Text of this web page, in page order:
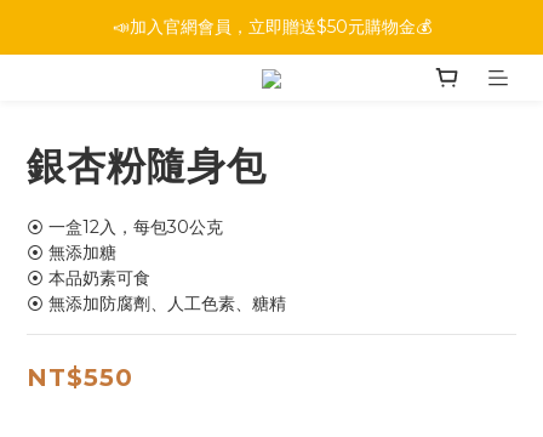
📣加入官網會員，立即贈送$50元購物金💰
銀杏粉隨身包
⦿ 一盒12入，每包30公克
⦿ 無添加糖
⦿ 本品奶素可食
⦿ 無添加防腐劑、人工色素、糖精
NT$550